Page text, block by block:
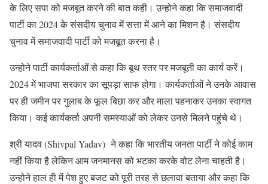
के लिए सपा को मजबूत करने की बात कही। उन्होने कहा कि समाजवादी
पार्टी का 2024 के संसदीय चुनाव में सत्ता में आने का मिशन है। संसदीय
चुनाव में समाजवादी पार्टी को मजबूत करना है।
उन्होने पार्टी कार्यकर्ताओं से कहा कि बूथ स्तर पर मजबूती का कार्य करें।
2024 में भाजपा सरकार का सूपड़ा साफ होगा। कार्यकर्ताओं ने उनके आवास
पर ही जमीन पर गुलाब के फूल बिछा कर और माला पहनाकर उनका स्वागत
किया। कई कार्यकर्ता अपनी समस्याओं को लेकर उनसे मिलने पहुंचे थे।
श्री यादव (Shivpal Yadav) ने कहा कि भारतीय जनता पार्टी ने कोई काम
नहीं किया है लेकिन आम जनमानस को भटका करके वोट लेना चाहती है।
उन्होने हाल ही में पेश हुए बजट को पूरी तरह से छलावा बताया और कहा कि